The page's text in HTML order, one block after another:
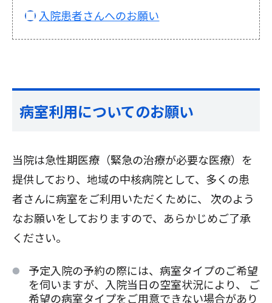
入院患者さんへのお願い
病室利用についてのお願い
当院は急性期医療（緊急の治療が必要な医療）を
提供しており、地域の中核病院として、多くの患
者さんに病室をご利用いただくために、 次のよう
なお願いをしておりますので、あらかじめご了承
ください。
予定入院の予約の際には、病室タイプのご希望
を伺いますが、入院当日の空室状況により、 ご
希望の病室タイプをご用意できない場合があり